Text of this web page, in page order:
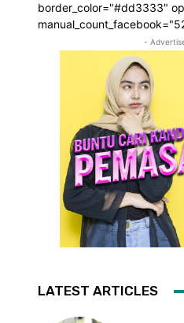
border_color="#dd3333"
-
LATEST ARTICLES